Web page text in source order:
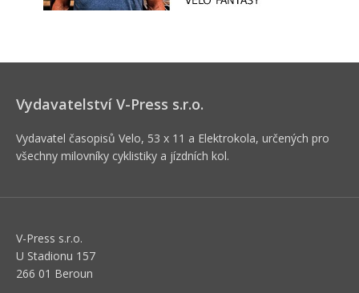
Vydavatelství V-Press s.r.o.
Vydavatel časopisů Velo, 53 x 11 a Elektrokola, určených pro
všechny milovníky cyklistiky a jízdních kol.
V-Press s.r.o.
U Stadionu 157
266 01 Beroun